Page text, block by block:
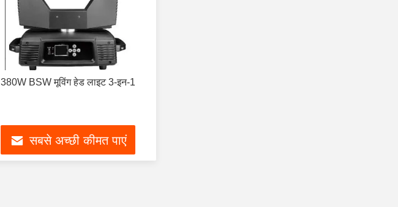
380W BSW मूविंग हेड लाइट 3-इन-1
सबसे अच्छी कीमत पाएं